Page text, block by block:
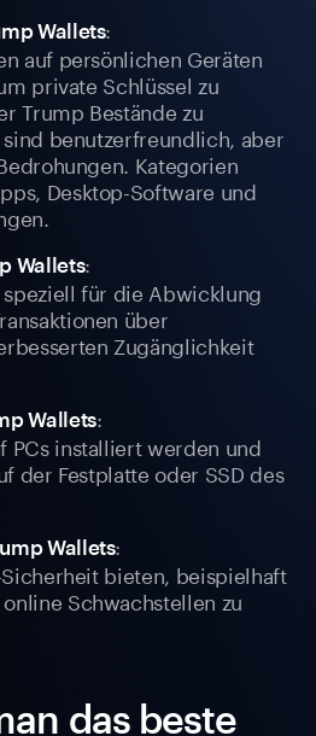
Wallets:
auf persönlichen Geräten
private Schlüssel zu
Trump Bestände zu
benutzerfreundlich, aber
Kategorien
Desktop-Software und
Wallets:
für die Abwicklung
über
Zugänglichkeit
Wallets:
PCs installiert werden und
der Festplatte oder SSD des
Wallets:
bieten, beispielhaft
Schwachstellen zu
das beste